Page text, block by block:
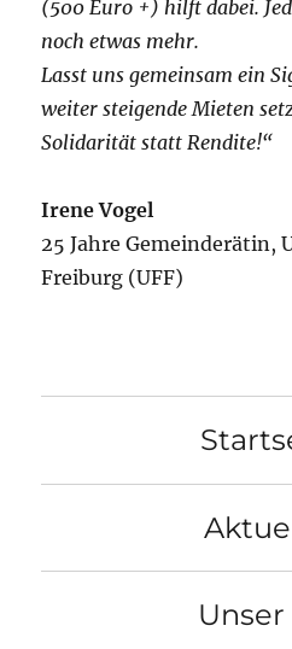
(500 Euro +) hilft dabei.
noch etwas mehr.
Lasst uns gemeinsam ein
weiter steigende Mieten
Solidarität statt Rendite!“
Irene Vogel
25 Jahre Gemeinderätin,
Freiburg (UFF)
Unser